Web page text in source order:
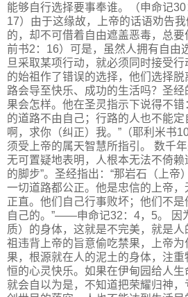
能够自行选择要事奉谁。（申命记30
17）由于这缘故，上帝的话语劝告我
的，却不可借着自由遮盖恶毒，总要
前书2：16）可是，虽然人拥有自由
旦采取某项行动，就必须同时接受行
的始祖作了错误的选择，他们选择
路会导至快乐、成功的生活吗？圣
果会怎样。他在圣灵指示下说得不错
的道路不由自己；行路的人也不能
啊，求你（纠正）我。”（耶利米书
须受上帝的属天智慧所指引。 数千
无可置疑地表明，人根本无法不倚赖
的脚步”。圣经指出：“那岩石（上帝
一切道路都公正。他是忠信的上帝
正直。他们自己行事败坏；他们不是
自己的。”——申命记32：4，5。 因
质）的身体，这就是不完美，就是
祖违背上帝的旨意偷吃禁果，上帝
果，根源就在人的泥土的身体，注
恒的心灵快乐。如果在伊甸园给人生
就会自以为是，不知道把荣耀归神